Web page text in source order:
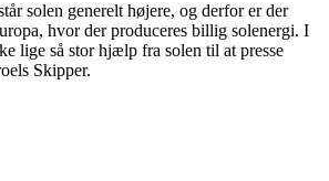
solen generelt højere, og derfor er der
hvor der produceres billig solenergi. I
lige så stor hjælp fra solen til at presse
Skipper.